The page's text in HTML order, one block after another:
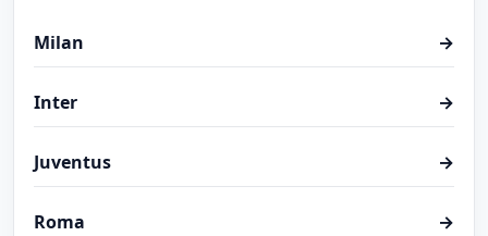
Milan →
Inter →
Juventus →
Roma →